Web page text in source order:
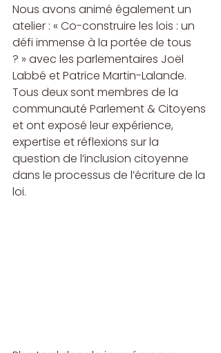
Nous avons animé également un
atelier : « Co-construire les lois : un
défi immense à la portée de tous
? » avec les parlementaires Joël
Labbé et Patrice Martin-Lalande.
Tous deux sont membres de la
communauté Parlement & Citoyens
et ont exposé leur expérience,
expertise et réflexions sur la
question de l’inclusion citoyenne
dans le processus de l’écriture de la
loi.